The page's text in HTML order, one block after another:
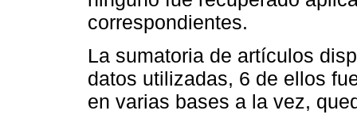
correspondientes.
La sumatoria de artículos
datos utilizadas, 6 de ellos
en varias bases a la vez,